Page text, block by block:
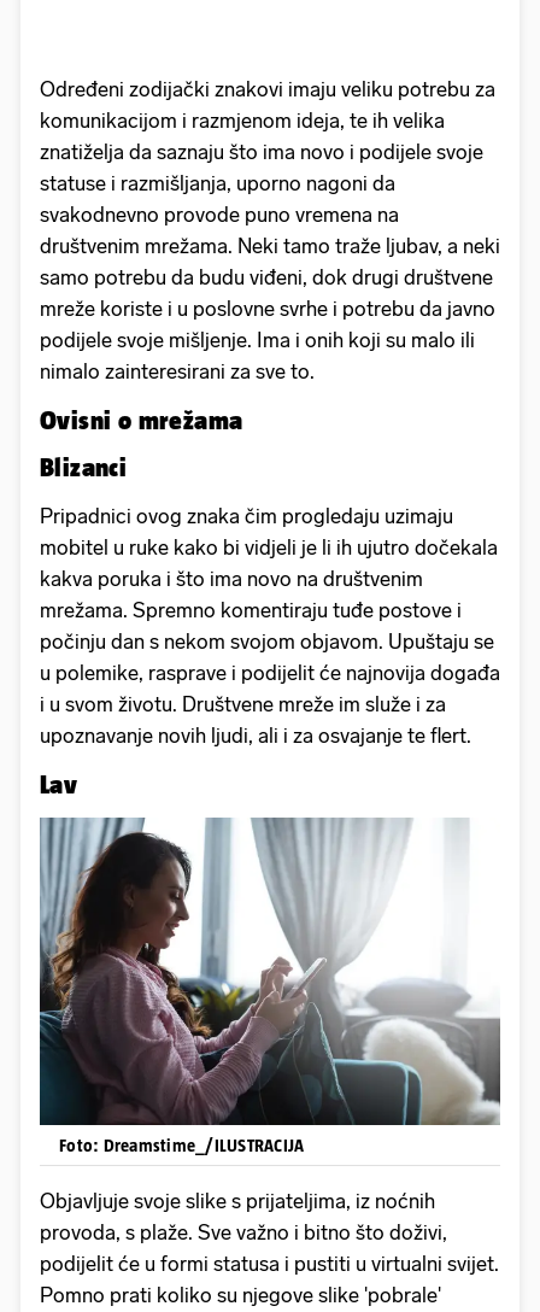
Određeni zodijački znakovi imaju veliku potrebu za
komunikacijom i razmjenom ideja, te ih velika
znatiželja da saznaju što ima novo i podijele svoje
statuse i razmišljanja, uporno nagoni da
svakodnevno provode puno vremena na
društvenim mrežama. Neki tamo traže ljubav, a neki
samo potrebu da budu viđeni, dok drugi društvene
mreže koriste i u poslovne svrhe i potrebu da javno
podijele svoje mišljenje. Ima i onih koji su malo ili
nimalo zainteresirani za sve to.
Ovisni o mrežama
Blizanci
Pripadnici ovog znaka čim progledaju uzimaju
mobitel u ruke kako bi vidjeli je li ih ujutro dočekala
kakva poruka i što ima novo na društvenim
mrežama. Spremno komentiraju tuđe postove i
počinju dan s nekom svojom objavom. Upuštaju se
u polemike, rasprave i podijelit će najnovija događa
i u svom životu. Društvene mreže im služe i za
upoznavanje novih ljudi, ali i za osvajanje te flert.
Lav
Foto: Dreamstime_/ILUSTRACIJA
Objavljuje svoje slike s prijateljima, iz noćnih
provoda, s plaže. Sve važno i bitno što doživi,
podijelit će u formi statusa i pustiti u virtualni svijet.
Pomno prati koliko su njegove slike 'pobrale'